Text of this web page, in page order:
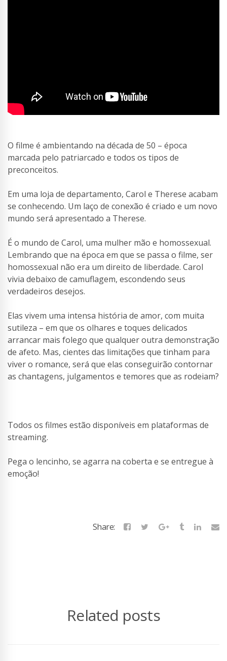
O filme é ambientando na década de 50 – época
marcada pelo patriarcado e todos os tipos de
preconceitos.
Em uma loja de departamento, Carol e Therese acabam
se conhecendo. Um laço de conexão é criado e um novo
mundo será apresentado a Therese.
É o mundo de Carol, uma mulher mão e homossexual.
Lembrando que na época em que se passa o filme, ser
homossexual não era um direito de liberdade. Carol
vivia debaixo de camuflagem, escondendo seus
verdadeiros desejos.
Elas vivem uma intensa história de amor, com muita
sutileza – em que os olhares e toques delicados
arrancar mais folego que qualquer outra demonstração
de afeto. Mas, cientes das limitações que tinham para
viver o romance, será que elas conseguirão contornar
as chantagens, julgamentos e temores que as rodeiam?
Todos os filmes estão disponíveis em plataformas de
streaming.
Pega o lencinho, se agarra na coberta e se entregue à
emoção!
Share:
Related posts